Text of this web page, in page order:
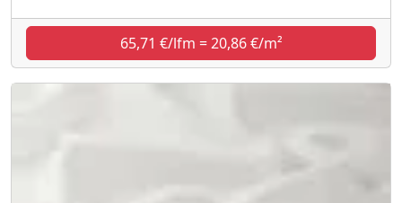
65,71 €/lfm = 20,86 €/m²